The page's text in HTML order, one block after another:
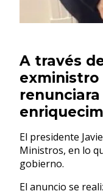
A través
exministro
El presidente
Ministros, en lo
gobierno.
El anuncio se